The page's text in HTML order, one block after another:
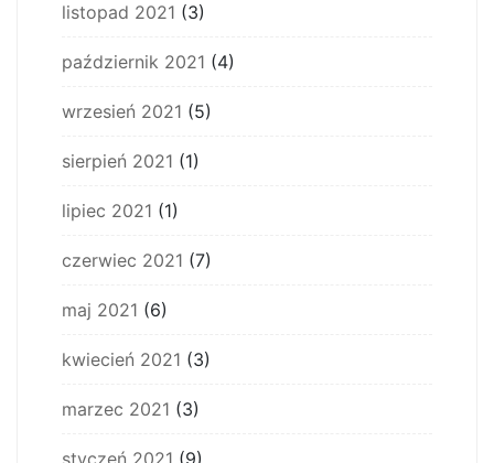
listopad 2021 (3)
październik 2021 (4)
wrzesień 2021 (5)
sierpień 2021 (1)
lipiec 2021 (1)
czerwiec 2021 (7)
maj 2021 (6)
kwiecień 2021 (3)
marzec 2021 (3)
styczeń 2021 (9)